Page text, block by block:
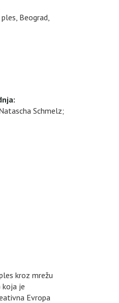
Beograd,
:
Schmelz;
kroz mrežu
koja je
Evropa